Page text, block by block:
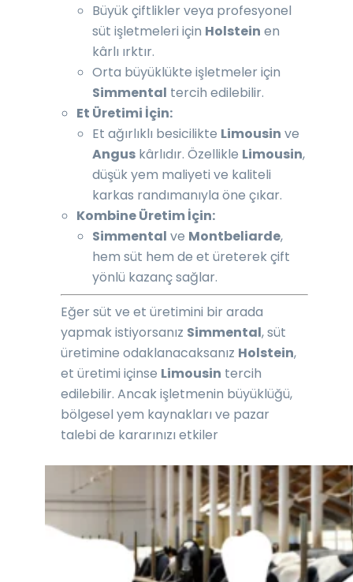
Büyük çiftlikler veya profesyonel
süt işletmeleri için Holstein en
kârlı ırktır.
Orta büyüklükte işletmeler için
Simmental tercih edilebilir.
Et Üretimi İçin:
Et ağırlıklı besicilikte Limousin ve
Angus kârlıdır. Özellikle Limousin,
düşük yem maliyeti ve kaliteli
karkas randımanıyla öne çıkar.
Kombine Üretim İçin:
Simmental ve Montbeliarde,
hem süt hem de et üreterek çift
yönlü kazanç sağlar.
Eğer süt ve et üretimini bir arada
yapmak istiyorsanız Simmental, süt
üretimine odaklanacaksanız Holstein,
et üretimi içinse Limousin tercih
edilebilir. Ancak işletmenin büyüklüğü,
bölgesel yem kaynakları ve pazar
talebi de kararınızı etkiler